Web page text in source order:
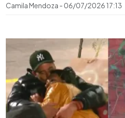
Camila Mendoza - 06/07/2026 17:13